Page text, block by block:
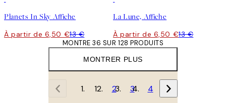
Planets In Sky Affiche
À partir de 6,50 €13 €
La Lune, Affiche
À partir de 6,50 €13 €
MONTRER PLUS
MONTRE 36 SUR 128 PRODUITS
1 2 3 4